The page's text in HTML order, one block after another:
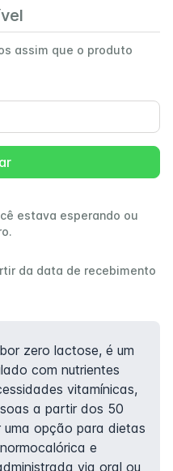
assim que o produto
estava esperando ou
da data de recebimento
zero lactose, é um
com nutrientes
vitamínicas,
a partir dos 50
opção para dietas
e
via oral ou